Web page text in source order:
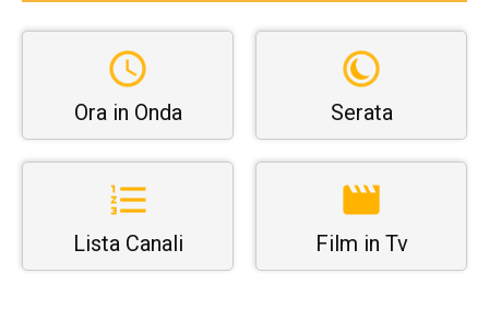
Ora in Onda Serata
Lista Canali Film in Tv